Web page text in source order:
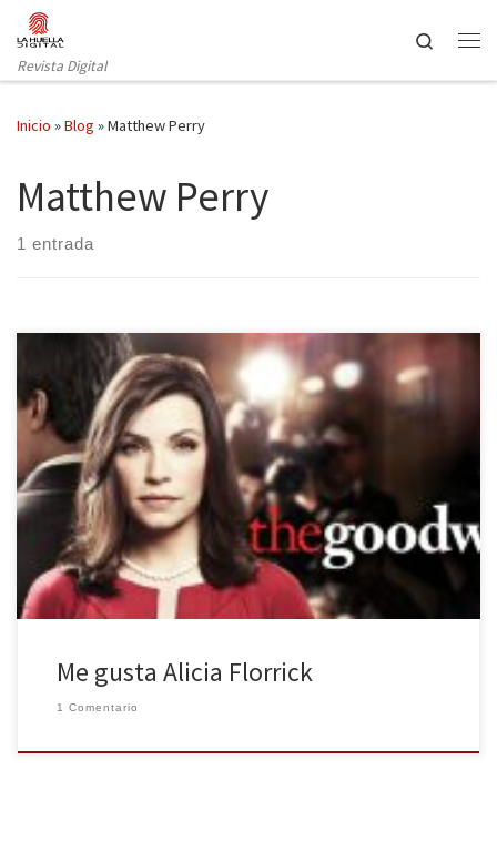
Saltar al contenido
Revista Digital
Search
Inicio »Blog »Matthew Perry
Matthew Perry
1 entrada
Tras seis temporadas es inevitable cogerle cariño a la protagonista
absoluta de «The Good Wife», una serie de largo recorrido, que
año tras año está entre las más valoradas por crítica y público.
Alicia es una esposa engañada, humillada ante la opinión pública
por los líos de su marido, que […]
Me gusta Alicia Florrick
1 Comentario